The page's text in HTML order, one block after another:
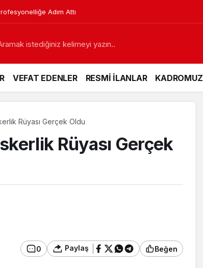
Adım Attı
VEFAT EDENLER RESMİ İLANLAR KADROMUZ
Rüyası Gerçek Oldu
Rüyası Gerçek
0 Paylaş Beğen
Genel